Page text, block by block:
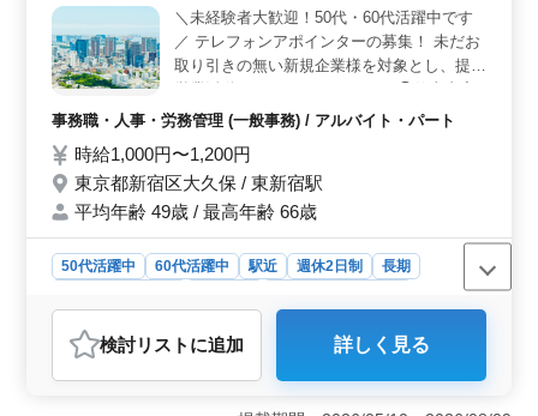
＼未経験者大歓迎！50代・60代活躍中です
／ テレフォンアポインターの募集！ 未だお
取り引きの無い新規企業様を対象とし、提案
◯ ・お電話での提案 ・メール送付 ・簡単な
しいPC操作もありません！ ・入社後はマン
ツーマン指導あり！ ・アクセス良好＆残業
なしのため、プライベート充実！ ・社会保
険完備 ・定年制なし ・PC、社用携帯支給
まずは会ってみるだけ・・・それでもOK！
お気軽にご応募ください♪
事務職・人事・労務管理 (一般事務) / アルバイト・パート
時給1,000円〜1,200円
東京都新宿区大久保 / 東新宿駅
平均年齢 49歳 / 最高年齢 66歳
50代活躍中 60代活躍中 駅近 週休2日制
長期
おすすめポイント
＜アクセスの良さ＞ 東新宿駅から徒歩圏内という立地
で通勤が非常に便利です。アクセスが良く、日々のスト
検討リスト に追加 詳しく見る